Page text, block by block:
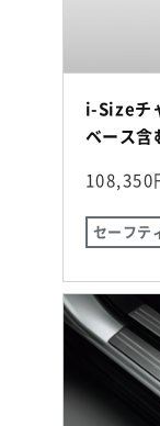
i-Sizeチ
ベース含
108,350
セーフテ